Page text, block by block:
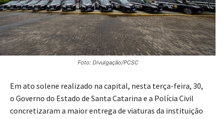
Foto: Divulgação/PCSC
Em ato solene realizado na capital, nesta terça-feira, 30,
o Governo do Estado de Santa Catarina e a Polícia Civil
concretizaram a maior entrega de viaturas da instituição